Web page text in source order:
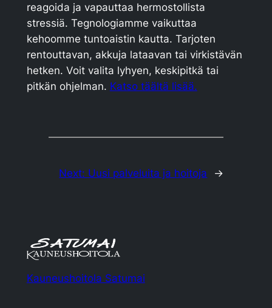
reagoida ja vapauttaa hermostollista
stressiä. Tegnologiamme vaikuttaa
kehoomme tuntoaistin kautta. Tarjoten
rentouttavan, akkuja lataavan tai virkistävän
hetken. Voit valita lyhyen, keskipitkä tai
pitkän ohjelman. Katso täältä lisää.
Next: Uusi palveluita ja hoitoja →
Kauneushoitola Satumai